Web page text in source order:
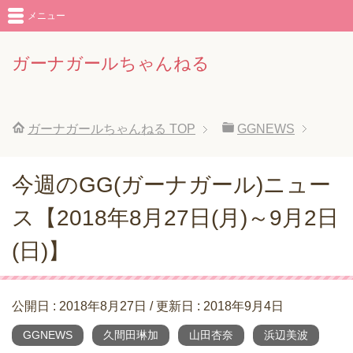
ガーナガールちゃんねる
メニュー
ガーナガールちゃんねる TOP GGNEWS
今週のGG(ガーナガール)ニュー
ス【2018年8月27日(月)～9月2日
(日)】
公開日 : 2018年8月27日 / 更新日 : 2018年9月4日
GGNEWS 久間田琳加 山田杏奈 浜辺美波